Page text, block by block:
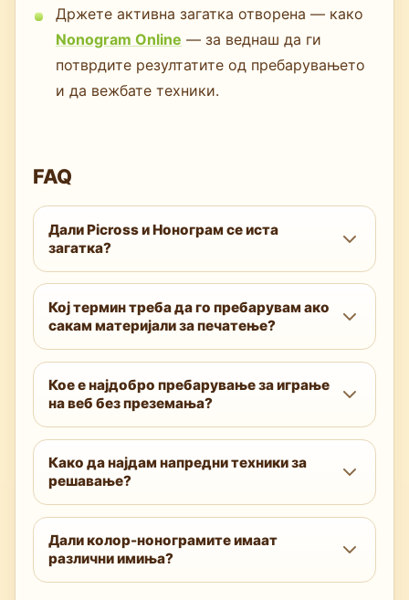
Држете активна загатка отворена — како
Nonogram Online — за веднаш да ги
потврдите резултатите од пребарувањето
и да вежбате техники.
FAQ
Дали Picross и Нонограм се иста
загатка?
Да. Picross е име поврзано со бренд за
истата логичка загатка што најчесто се
нарекува Нонограм. Механиката и
Кој термин треба да го пребарувам ако
сакам материјали за печатење?
Пробајте „paint by numbers logic puzzle
printable pdf“ или „hanjie printable“.
Додајте големини како 10x10 или 15x15 за
Кое е најдобро пребарување за играње
на веб без преземања?
Користете „nonogram online free“ или
„griddlers online“. Портали во прелистувач
како Nonogram Online ви овозможуваат
веднаш да играте.
Како да најдам напредни техники за
решавање?
Пребарувајте „nonogram solver“ со
термини како „overlap method“,
„contradiction“ или „constraint propagation“
Дали колор-нонограмите имаат
различни имиња?